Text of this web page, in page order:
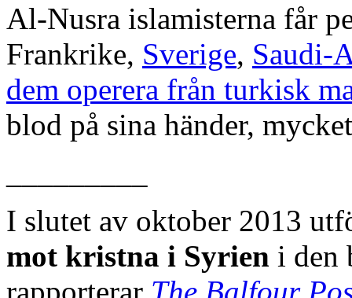
Al-Nusra islamisterna får
Frankrike, Sverige, Saudi-
dem operera från turkisk
blod på sina händer,
I slutet av oktober 2013
mot kristna i Syrien i den
rapporterar The Balfour